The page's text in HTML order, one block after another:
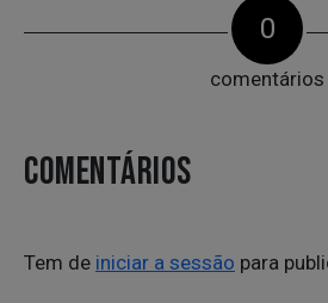
0
comentários
COMENTÁRIOS
Tem de iniciar a sessão para